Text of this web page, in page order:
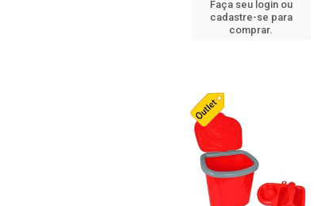
Faça seu login ou
cadastre-se para
comprar.